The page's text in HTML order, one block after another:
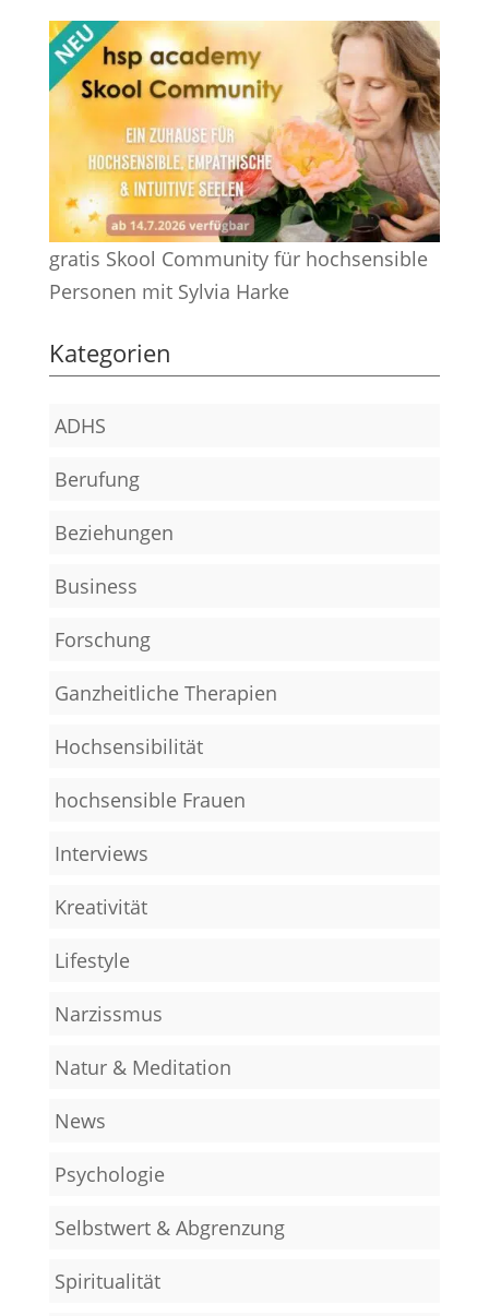
gratis Skool Community für hochsensible
Personen mit Sylvia Harke
Kategorien
ADHS
Berufung
Beziehungen
Business
Forschung
Ganzheitliche Therapien
Hochsensibilität
hochsensible Frauen
Interviews
Kreativität
Lifestyle
Narzissmus
Natur & Meditation
News
Psychologie
Selbstwert & Abgrenzung
Spiritualität